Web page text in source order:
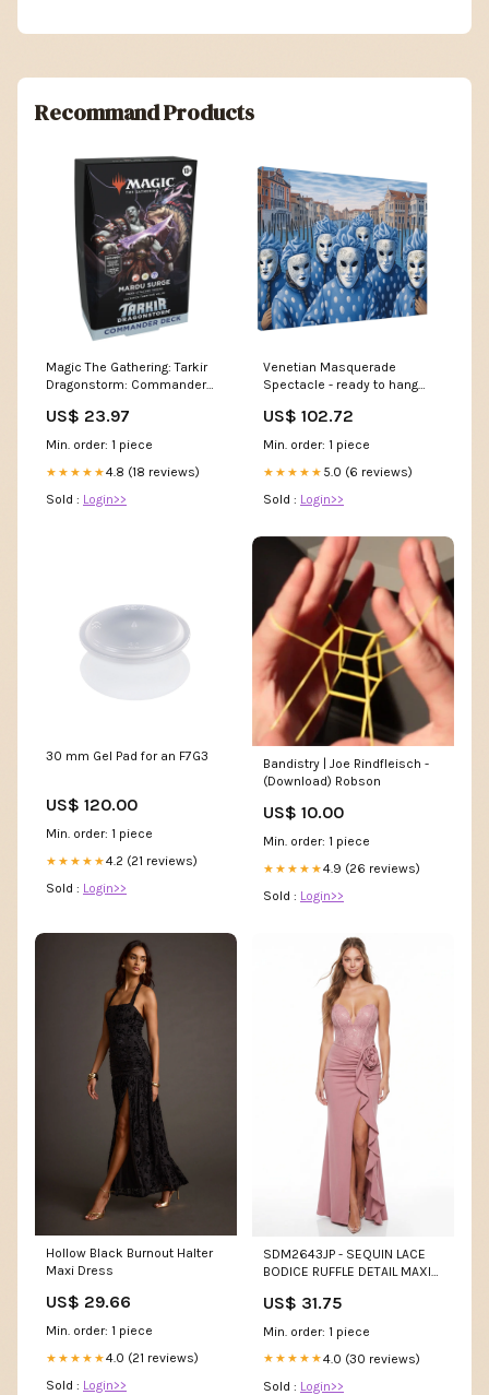
Recommand Products
Magic The Gathering: Tarkir
Dragonstorm: Commander
US$ 23.97
Min. order: 1 piece
★★★★★4.8 (18 reviews)
Sold : Login>>
Venetian Masquerade
Spectacle - ready to hang
painting of men in carnival
masks Size:70x100 cm /
US$ 102.72
Min. order: 1 piece
★★★★★ 5.0 (6 reviews)
Sold : Login>>
30 mm Gel Pad for an F7G3
US$ 120.00
Min. order: 1 piece
★★★★★4.2 (21 reviews)
Sold : Login>>
Bandistry | Joe Rindfleisch -
(Download) Robson
US$ 10.00
Min. order: 1 piece
★★★★★4.9 (26 reviews)
Sold : Login>>
Hollow Black Burnout Halter
Maxi Dress
US$ 29.66
Min. order: 1 piece
★★★★★4.0 (21 reviews)
Sold : Login>>
SDM2643JP - SEQUIN LACE
BODICE RUFFLE DETAIL MAXI
US$ 31.75
Min. order: 1 piece
★★★★★4.0 (30 reviews)
Sold : Login>>